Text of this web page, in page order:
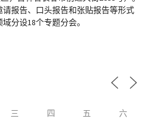
报告、口头报告和张贴报告等形式
分设18个专题分会。
三 四 五 六